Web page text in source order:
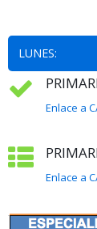
LUNES:
Enlace a
Enlace a